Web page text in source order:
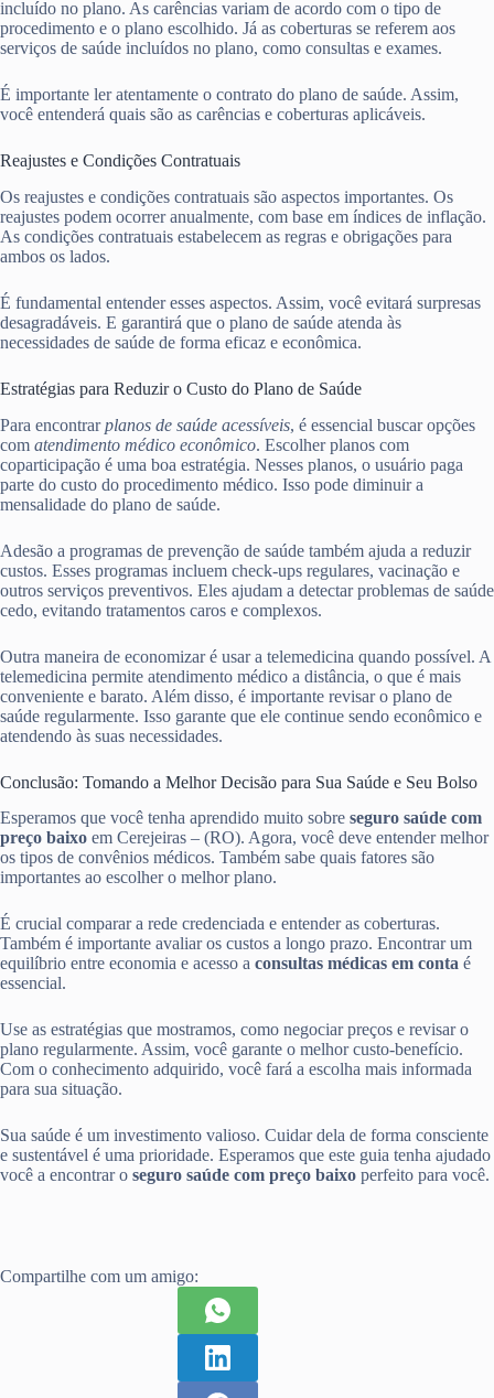
incluído no plano. As carências variam de acordo com o tipo de
procedimento e o plano escolhido. Já as coberturas se referem aos
serviços de saúde incluídos no plano, como consultas e exames.
É importante ler atentamente o contrato do plano de saúde. Assim,
você entenderá quais são as carências e coberturas aplicáveis.
Reajustes e Condições Contratuais
Os reajustes e condições contratuais são aspectos importantes. Os
reajustes podem ocorrer anualmente, com base em índices de inflação.
As condições contratuais estabelecem as regras e obrigações para
ambos os lados.
É fundamental entender esses aspectos. Assim, você evitará surpresas
desagradáveis. E garantirá que o plano de saúde atenda às
necessidades de saúde de forma eficaz e econômica.
Estratégias para Reduzir o Custo do Plano de Saúde
Para encontrarplanos de saúde acessíveis, é essencial buscar opções
com atendimento médico econômico. Escolher planos com
coparticipação é uma boa estratégia. Nesses planos, o usuário paga
parte do custo do procedimento médico. Isso pode diminuir a
mensalidade do plano de saúde.
Adesão a programas de prevenção de saúde também ajuda a reduzir
custos. Esses programas incluem check-ups regulares, vacinação e
outros serviços preventivos. Eles ajudam a detectar problemas de saúde
cedo, evitando tratamentos caros e complexos.
Outra maneira de economizar é usar a telemedicina quando possível. A
telemedicina permite atendimento médico a distância, o que é mais
conveniente e barato. Além disso, é importante revisar o plano de
saúde regularmente. Isso garante que ele continue sendo econômico e
atendendo às suas necessidades.
Conclusão: Tomando a Melhor Decisão para Sua Saúde e Seu Bolso
Esperamos que você tenha aprendido muito sobre seguro saúde com
preço baixo em Cerejeiras – (RO). Agora, você deve entender melhor
os tipos de convênios médicos. Também sabe quais fatores são
importantes ao escolher o melhor plano.
É crucial comparar a rede credenciada e entender as coberturas.
Também é importante avaliar os custos a longo prazo. Encontrar um
equilíbrio entre economia e acesso a consultas médicas em conta é
essencial.
Use as estratégias que mostramos, como negociar preços e revisar o
plano regularmente. Assim, você garante o melhor custo-benefício.
Com o conhecimento adquirido, você fará a escolha mais informada
para sua situação.
Sua saúde é um investimento valioso. Cuidar dela de forma consciente
e sustentável é uma prioridade. Esperamos que este guia tenha ajudado
você a encontrar o seguro saúde com preço baixo perfeito para você.
Compartilhe com um amigo: